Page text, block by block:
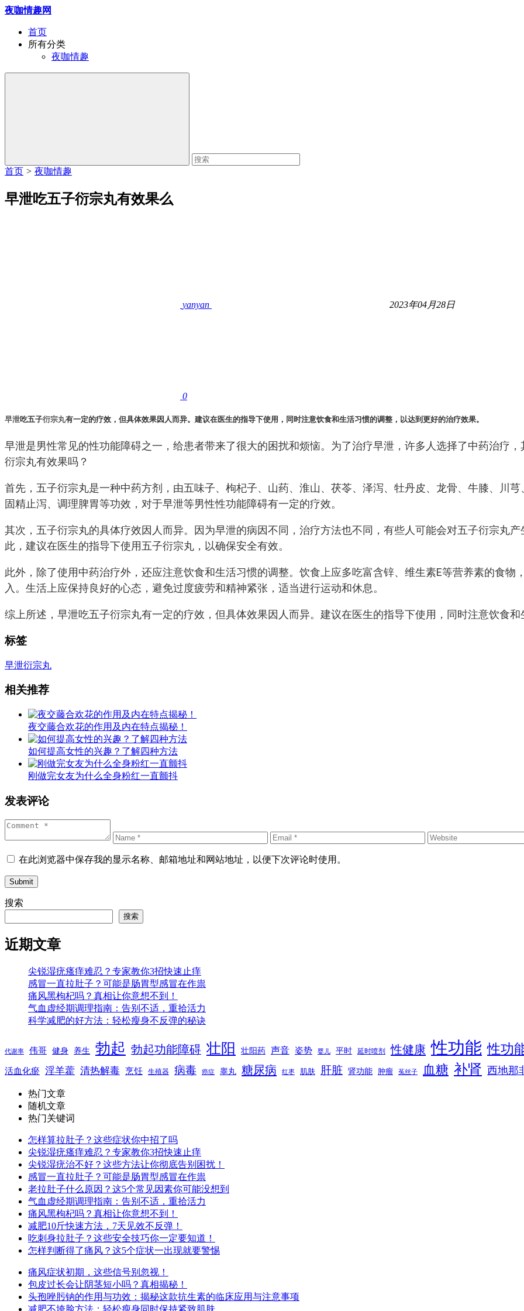
夜咖情趣网
首页
所有分类
夜咖情趣
首页 > 夜咖情趣
早泄吃五子衍宗丸有效果么
yanyan 2023年04月28日
0
早泄吃五子衍宗丸有一定的疗效，但具体效果因人而异。建议在医生的指导下使用，同时注意饮食和生活习惯的调整，以达到更好的治疗效果。
早泄是男性常见的性功能障碍之一，给患者带来了很大的困扰和烦恼。为了治疗早泄，许多人选择了中药治疗
衍宗丸有效果吗？
首先，五子衍宗丸是一种中药方剂，由五味子、枸杞子、山药、淮山、茯苓、泽泻、牡丹皮、龙骨、牛膝、川
固精止泻、调理脾胃等功效，对于早泄等男性性功能障碍有一定的疗效。
其次，五子衍宗丸的具体疗效因人而异。因为早泄的病因不同，治疗方法也不同，有些人可能会对五子衍宗丸
此，建议在医生的指导下使用五子衍宗丸，以确保安全有效。
此外，除了使用中药治疗外，还应注意饮食和生活习惯的调整。饮食上应多吃富含锌、维生素E等营养素的食
入。生活上应保持良好的心态，避免过度疲劳和精神紧张，适当进行运动和休息。
综上所述，早泄吃五子衍宗丸有一定的疗效，但具体效果因人而异。建议在医生的指导下使用，同时注意饮食
标签
早泄衍宗丸
相关推荐
夜交藤合欢花的作用及内在特点揭秘！
如何提高女性的兴趣？了解四种方法
刚做完女友为什么全身粉红一直颤抖
发表评论
在此浏览器中保存我的显示名称、邮箱地址和网站地址，以便下次评论时使用。
Submit
搜索
搜索
近期文章
尖锐湿疣瘙痒难忍？专家教你3招快速止痒
感冒一直拉肚子？可能是肠胃型感冒在作祟
痛风黑枸杞吗？真相让你意想不到！
气血虚经期调理指南：告别不适，重拾活力
科学减肥的好方法：轻松瘦身不反弹的秘诀
代谢率 伟哥 健身 养生 勃起 勃起功能障碍 壮阳 壮阳药 声音 姿势 婴儿 平时 延时喷剂 性健康 性功能 性功
活血化瘀 淫羊藿 清热解毒 烹饪 生殖器 病毒 癌症 睾丸 糖尿病 红枣 肌肤 肝脏 肾功能 肿瘤 菟丝子 血糖 补肾 西地那
热门文章
随机文章
热门关键词
怎样算拉肚子？这些症状你中招了吗
尖锐湿疣瘙痒难忍？专家教你3招快速止痒
尖锐湿疣治不好？这些方法让你彻底告别困扰！
感冒一直拉肚子？可能是肠胃型感冒在作祟
老拉肚子什么原因？这5个常见因素你可能没想到
气血虚经期调理指南：告别不适，重拾活力
痛风黑枸杞吗？真相让你意想不到！
减肥10斤快速方法，7天见效不反弹！
吃刺身拉肚子？这些安全技巧你一定要知道！
怎样判断得了痛风？这5个症状一出现就要警惕
痛风症状初期，这些信号别忽视！
包皮过长会让阴茎短小吗？真相揭秘！
头孢唑肟钠的作用与功效：揭秘这款抗生素的临床应用与注意事项